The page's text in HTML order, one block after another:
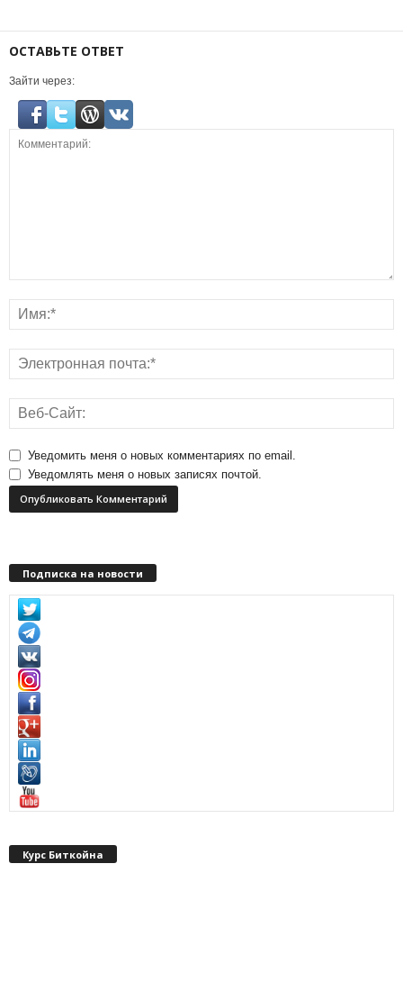
ОСТАВЬТЕ ОТВЕТ
Зайти через:
Уведомить меня о новых комментариях по email.
Уведомлять меня о новых записях почтой.
Подписка на новости
Курс Биткойна